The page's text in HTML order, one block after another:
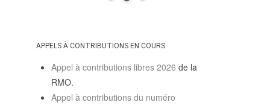
APPELS À CONTRIBUTIONS EN COURS
Appel à contributions libres 2026 de la
RMO.
Appel à contributions du numéro